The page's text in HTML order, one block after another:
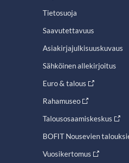
Tietosuoja
Saavutettavuus
Asiakirjajulkisuuskuvaus
Sähköinen allekirjoitus
Euro & talous
Rahamuseo
Talousosaamiskeskus
BOFIT Nousevien
Vuosikertomus